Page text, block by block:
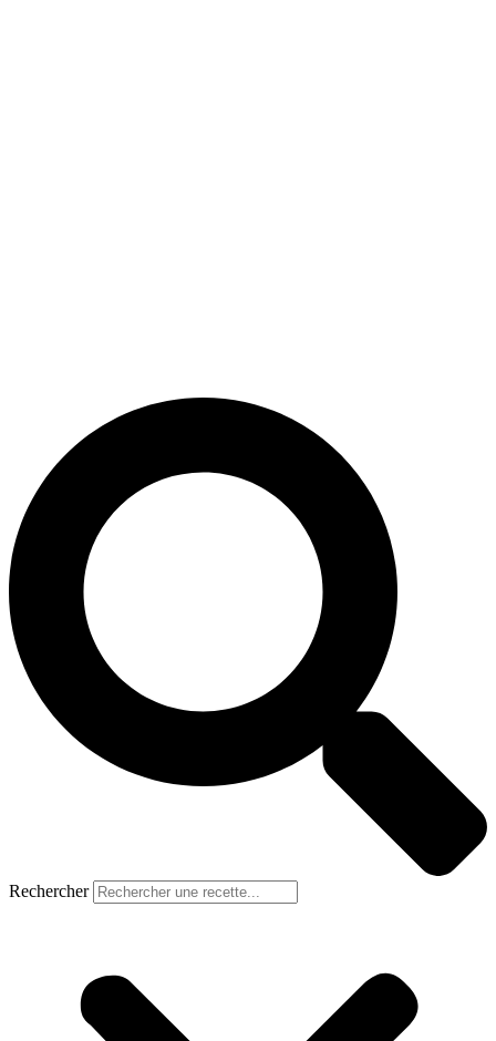
Rechercher